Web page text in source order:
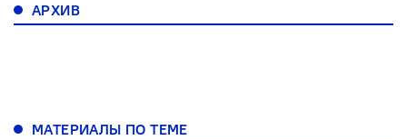
АРХИВ
МАТЕРИАЛЫ ПО ТЕМЕ